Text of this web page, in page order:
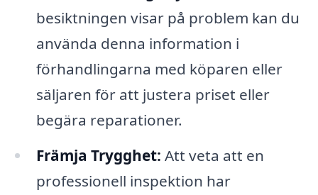
besiktningen visar på problem kan du
använda denna information i
förhandlingarna med köparen eller
säljaren för att justera priset eller
begära reparationer.
Främja Trygghet: Att veta att en
professionell inspektion har